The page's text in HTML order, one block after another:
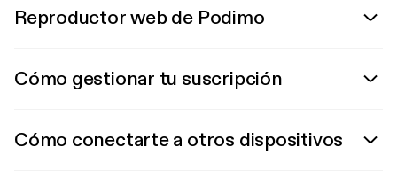
Reproductor web de Podimo
Cómo gestionar tu suscripción
Cómo conectarte a otros dispositivos